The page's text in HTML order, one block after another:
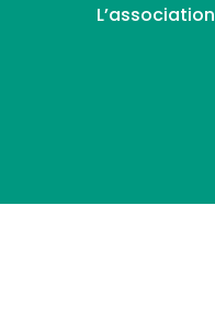
L’association